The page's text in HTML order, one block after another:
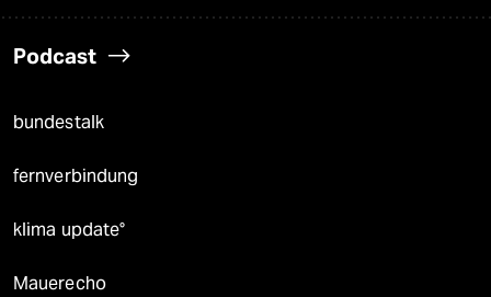
Podcast
bundestalk
fernverbindung
klima update°
Mauerecho